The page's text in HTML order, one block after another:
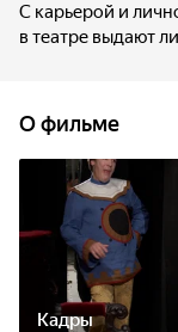
С карьерой и
в театре выдают
с ней по
серые одинокие
приглашают на
а во время
с
О фильме
Кадры